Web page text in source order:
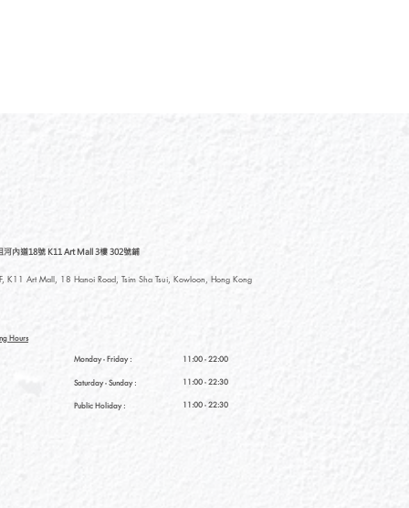
11:00 - 22:00
11:00 - 22:30
11:00 - 22:30
河內道18號 K11 Art Mall 3樓 302號鋪
K11 Art Mall, 18 Hanoi Road, Tsim Sha Tsui, Kowloon, Hong Kong
Hours
Monday - Friday :
Saturday- Sunday :
Public Holiday :